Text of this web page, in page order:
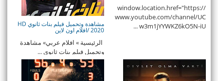
window.location.href="https://
www.youtube.com/channel/UC
w3m1jYYWKZ6kO5N-iU ...
مشاهدة وتحميل فيلم بنات ثانوي HD
2020 /افلام اون لاين
الرئيسية » افلام عربي» مشاهدة
وتحميل فيلم بنات ثانوي ...